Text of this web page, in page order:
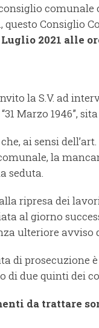
comunale
questo Consiglio
Luglio 2021 alle
la S.V. ad
Marzo 1946”,
ai sensi
la
seduta.
ripresa dei
al giorno
ulteriore avviso
di prosecuzione
di due quinti dei
da trattare